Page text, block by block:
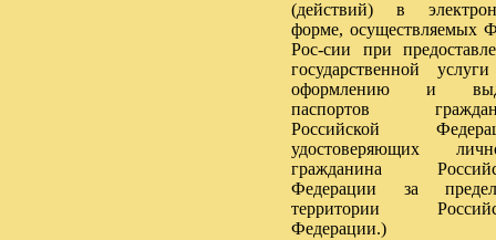
(действий) в
форме, осуществляемых
Рос-сии при
государственной
оформлению и
паспортов
Российской
удостоверяющих
гражданина
Федерации за
территории
Федерации.)